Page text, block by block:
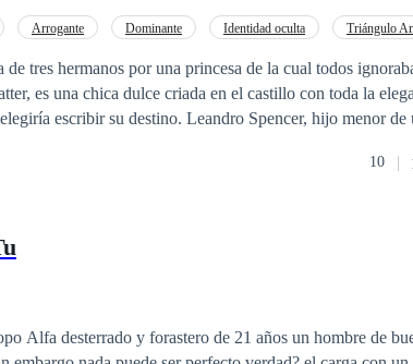
Arrogante Dominante Identidad oculta Triángulo
tres hermanos por una princesa de la cual todos
Spencer, hijo menor de un matrimonio alemán,
había hecho a su corta edad. Aún destinados a sus futuros, ellos
10
Alfa desterrado y forastero de 21 años un hombre de